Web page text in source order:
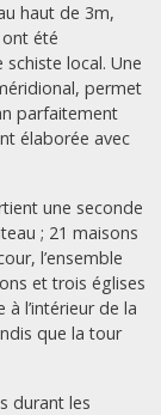
haut de 3m,
été
local. Une
permet
parfaitement
élaborée avec
une seconde
; 21 maisons
l’ensemble
et trois églises
l’intérieur de la
que la tour
durant les